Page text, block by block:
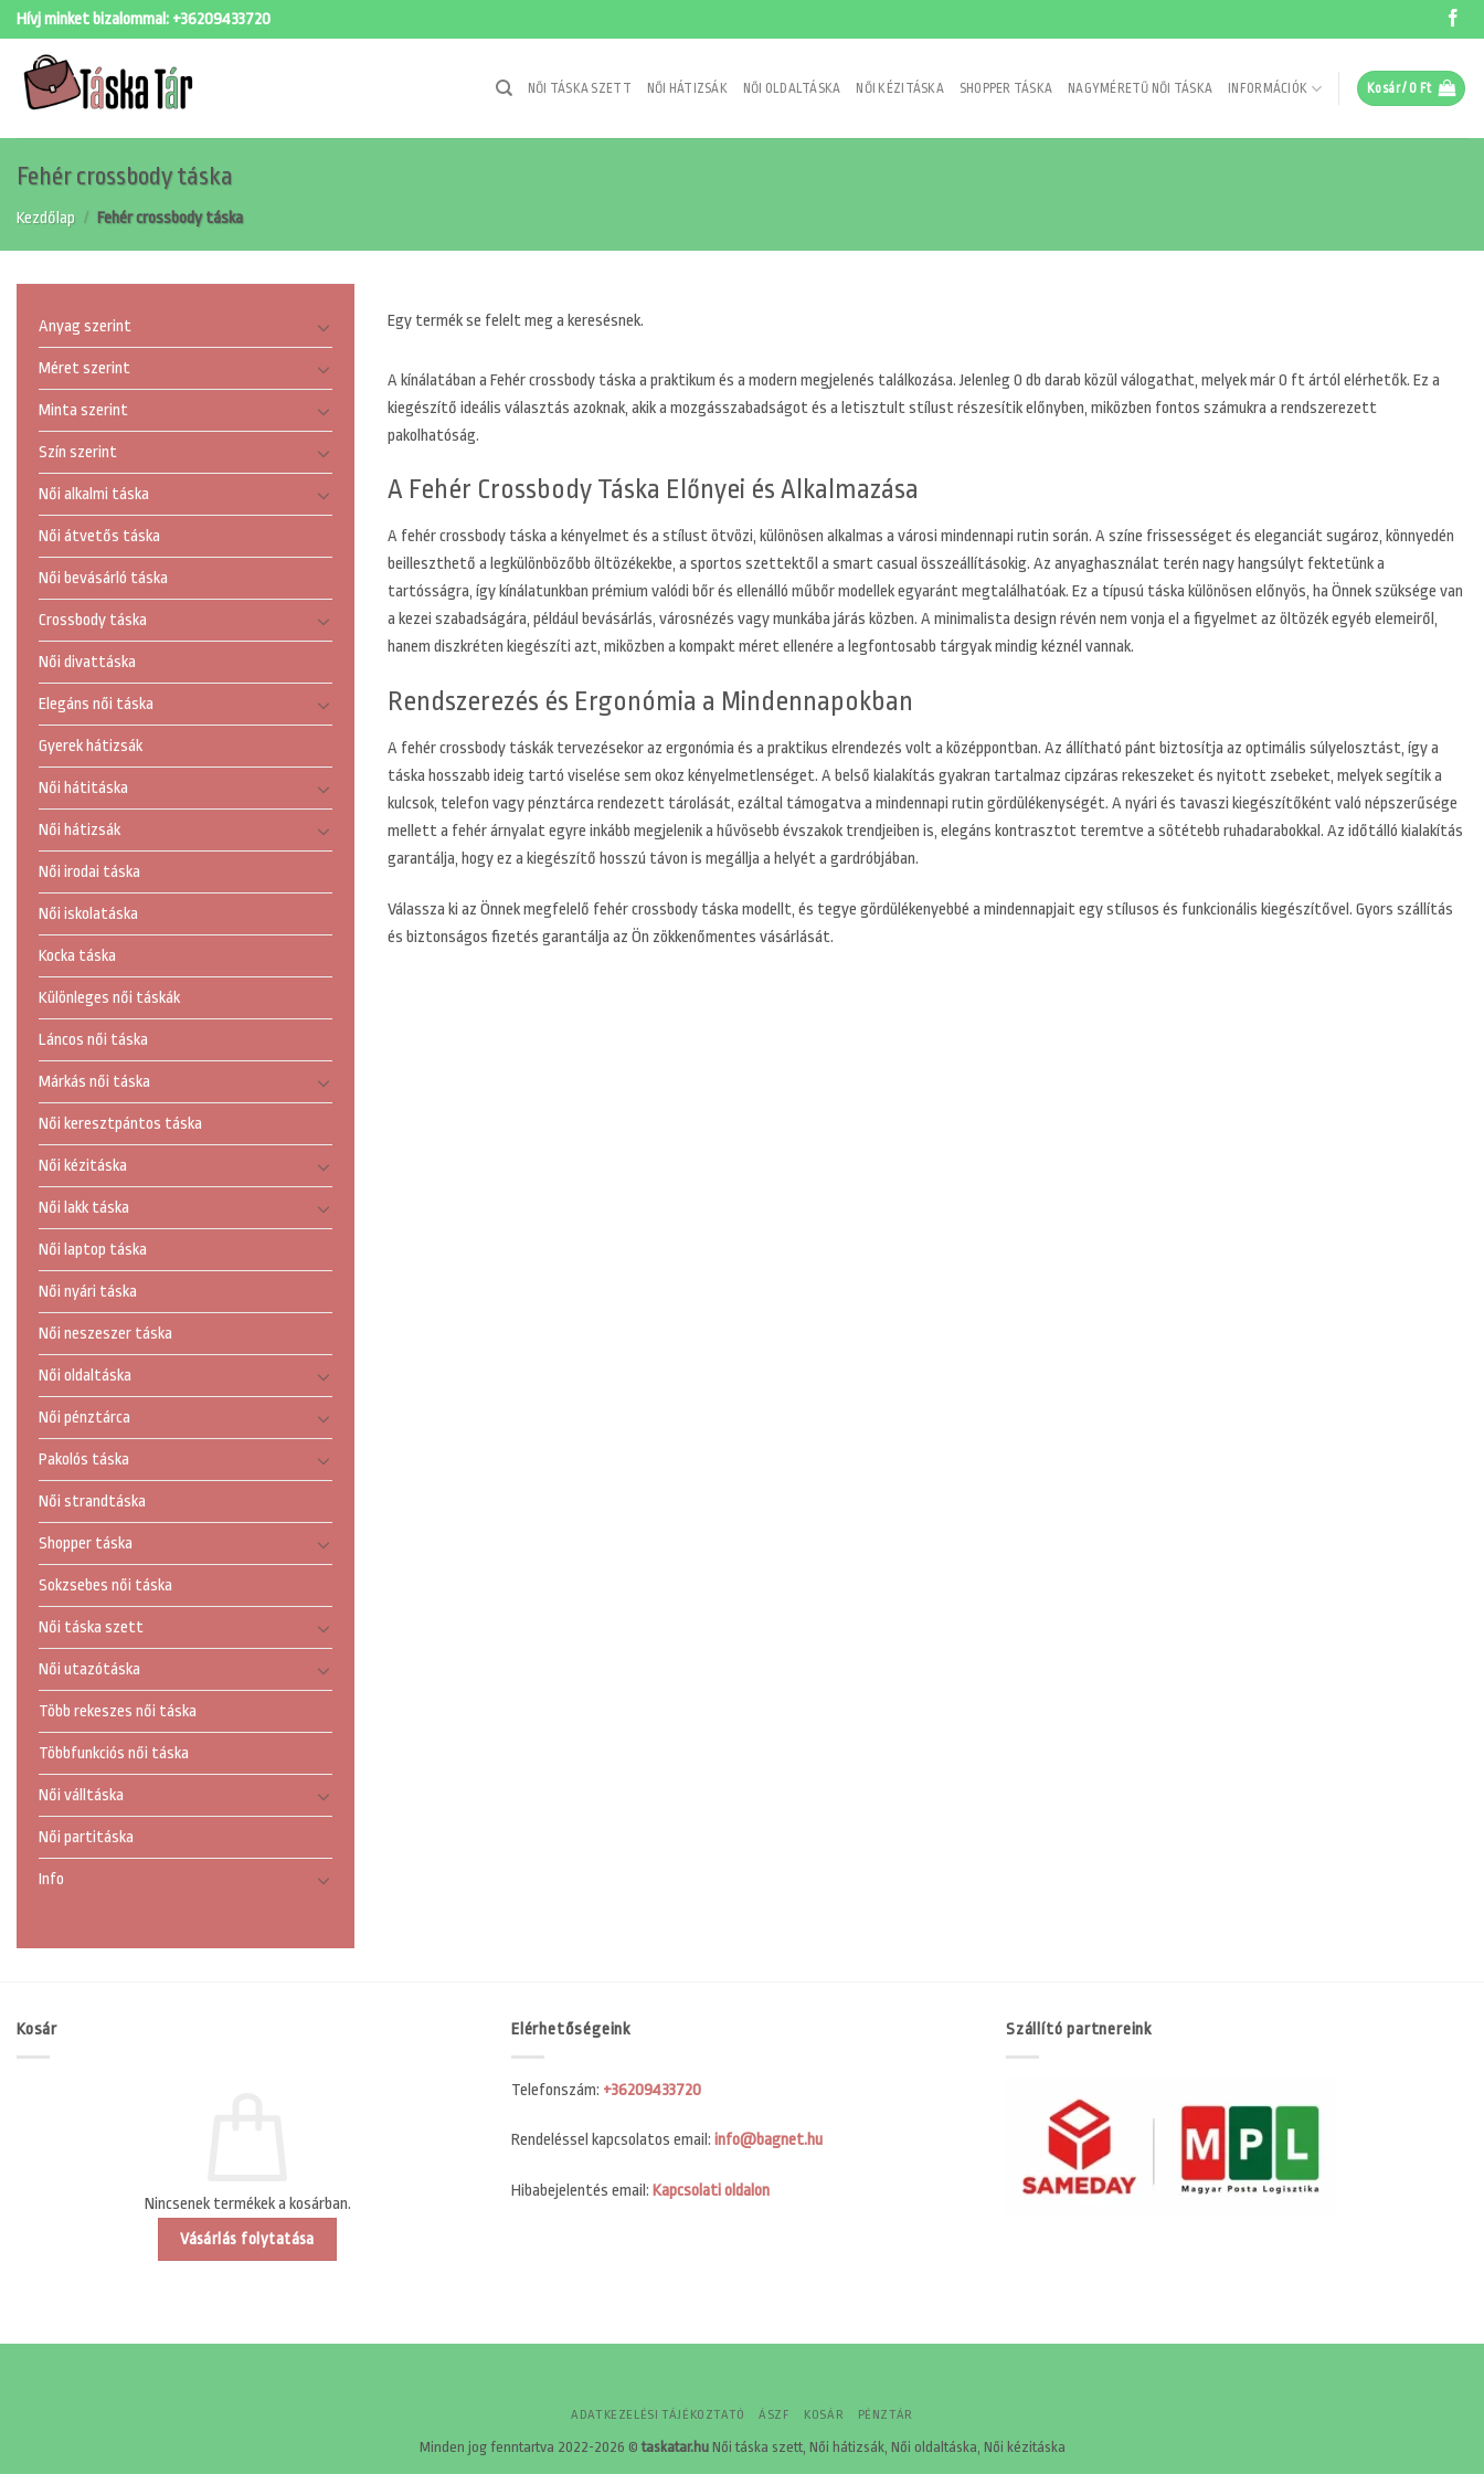
Skip
to
content
Hívj minket bizalommal: +36209433720
NŐI TÁSKA SZETT NŐI HÁTIZSÁK NŐI OLDALTÁSKA NŐI KÉZITÁSKA SHOPPER TÁSKA NAGYMÉRETŰ NŐI TÁSKA INFORMÁCIÓK Kosár / 0 Ft
Fehér crossbody táska
Kezdőlap / Fehér crossbody táska
Anyag szerint
Méret szerint
Minta szerint
Szín szerint
Női alkalmi táska
Női átvetős táska
Női bevásárló táska
Crossbody táska
Női divattáska
Elegáns női táska
Gyerek hátizsák
Női hátitáska
Női hátizsák
Női irodai táska
Női iskolatáska
Kocka táska
Különleges női táskák
Láncos női táska
Márkás női táska
Női keresztpántos táska
Női kézitáska
Női lakk táska
Női laptop táska
Női nyári táska
Női neszeszer táska
Női oldaltáska
Női pénztárca
Pakolós táska
Női strandtáska
Shopper táska
Sokzsebes női táska
Női táska szett
Női utazótáska
Több rekeszes női táska
Többfunkciós női táska
Női válltáska
Női partitáska
Info
Egy termék se felelt meg a keresésnek.
A kínálatában a Fehér crossbody táska a praktikum és a modern megjelenés találkozása. Jelenleg 0 db darab közül válogathat, melyek már 0 ft ártól elérhetők. Ez a
kiegészítő ideális választás azoknak, akik a mozgásszabadságot és a letisztult stílust részesítik előnyben, miközben fontos számukra a rendszerezett
pakolhatóság.
A Fehér Crossbody Táska Előnyei és Alkalmazása
A fehér crossbody táska a kényelmet és a stílust ötvözi, különösen alkalmas a városi mindennapi rutin során. A színe frissességet és eleganciát sugároz, könnyedén
beilleszthető a legkülönbözőbb öltözékekbe, a sportos szettektől a smart casual összeállításokig. Az anyaghasználat terén nagy hangsúlyt fektetünk a
tartósságra, így kínálatunkban prémium valódi bőr és ellenálló műbőr modellek egyaránt megtalálhatóak. Ez a típusú táska különösen előnyös, ha Önnek szüksége van
a kezei szabadságára, például bevásárlás, városnézés vagy munkába járás közben. A minimalista design révén nem vonja el a figyelmet az öltözék egyéb elemeiről,
hanem diszkréten kiegészíti azt, miközben a kompakt méret ellenére a legfontosabb tárgyak mindig kéznél vannak.
Rendszerezés és Ergonómia a Mindennapokban
A fehér crossbody táskák tervezésekor az ergonómia és a praktikus elrendezés volt a középpontban. Az állítható pánt biztosítja az optimális súlyelosztást, így a
táska hosszabb ideig tartó viselése sem okoz kényelmetlenséget. A belső kialakítás gyakran tartalmaz cipzáras rekeszeket és nyitott zsebeket, melyek segítik a
kulcsok, telefon vagy pénztárca rendezett tárolását, ezáltal támogatva a mindennapi rutin gördülékenységét. A nyári és tavaszi kiegészítőként való népszerűsége
mellett a fehér árnyalat egyre inkább megjelenik a hűvösebb évszakok trendjeiben is, elegáns kontrasztot teremtve a sötétebb ruhadarabokkal. Az időtálló kialakítás
garantálja, hogy ez a kiegészítő hosszú távon is megállja a helyét a gardróbjában.
Válassza ki az Önnek megfelelő fehér crossbody táska modellt, és tegye gördülékenyebbé a mindennapjait egy stílusos és funkcionális kiegészítővel. Gyors szállítás
és biztonságos fizetés garantálja az Ön zökkenőmentes vásárlását.
Kosár
Nincsenek termékek a kosárban.
Vásárlás folytatása
Elérhetőségeink
Telefonszám: +36209433720
Rendeléssel kapcsolatos email: info@bagnet.hu
Hibabejelentés email: Kapcsolati oldalon
Szállító partnereink
ADATKEZELÉSI TÁJÉKOZTATÓ ÁSZF KOSÁR PÉNZTÁR
Minden jog fenntartva 2022-2026 ©taskatar.huNői táska szett, Női hátizsák, Női oldaltáska, Női kézitáska